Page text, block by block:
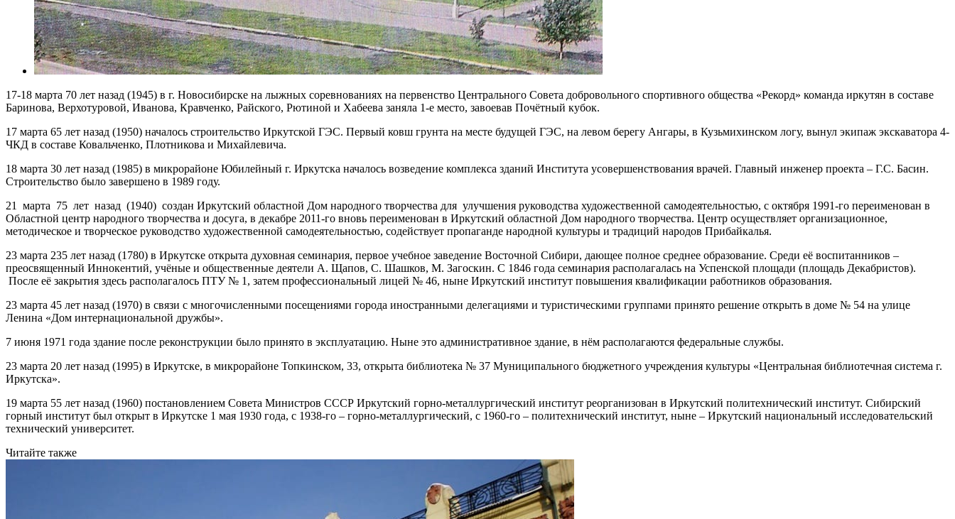
17-18 марта 70 лет назад (1945) в г. Новосибирске на лыжных соревнованиях на первенство Центрального Совета добровольного спортивного общества «Рекорд» команда иркутян в составе
Баринова, Верхотуровой, Иванова, Кравченко, Райского, Рютиной и Хабеева заняла 1-е место, завоевав Почётный кубок.
17 марта 65 лет назад (1950) началось строительство Иркутской ГЭС. Первый ковш грунта на месте будущей ГЭС, на левом берегу Ангары, в Кузьмихинском логу, вынул экипаж экскаватора 4-
ЧКД в составе Ковальченко, Плотникова и Михайлевича.
18 марта 30 лет назад (1985) в микрорайоне Юбилейный г. Иркутска началось возведение комплекса зданий Института усовершенствования врачей. Главный инженер проекта – Г.С. Басин.
Строительство было завершено в 1989 году.
21 марта 75 лет назад (1940) создан Иркутский областной Дом народного творчества для улучшения руководства художественной самодеятельностью, с октября 1991-го переименован в
Областной центр народного творчества и досуга, в декабре 2011-го вновь переименован в Иркутский областной Дом народного творчества. Центр осуществляет организационное,
методическое и творческое руководство художественной самодеятельностью, содействует пропаганде народной культуры и традиций народов Прибайкалья.
23 марта 235 лет назад (1780) в Иркутске открыта духовная семинария, первое учебное заведение Восточной Сибири, дающее полное среднее образование. Среди её воспитанников –
преосвященный Иннокентий, учёные и общественные деятели А. Щапов, С. Шашков, М. Загоскин. С 1846 года семинария располагалась на Успенской площади (площадь Декабристов).
После её закрытия здесь располагалось ПТУ № 1, затем профессиональный лицей № 46, ныне Иркутский институт повышения квалификации работников образования.
23 марта 45 лет назад (1970) в связи с многочисленными посещениями города иностранными делегациями и туристическими группами принято решение открыть в доме № 54 на улице
Ленина «Дом интернациональной дружбы».
7 июня 1971 года здание после реконструкции было принято в эксплуатацию. Ныне это административное здание, в нём располагаются федеральные службы.
23 марта 20 лет назад (1995) в Иркутске, в микрорайоне Топкинском, 33, открыта библиотека № 37 Муниципального бюджетного учреждения культуры «Центральная библиотечная система г.
Иркутска».
19 марта 55 лет назад (1960) постановлением Совета Министров СССР Иркутский горно-металлургический институт реорганизован в Иркутский политехнический институт. Сибирский
горный институт был открыт в Иркутске 1 мая 1930 года, с 1938-го – горно-металлургический, с 1960-го – политехнический институт, ныне – Иркутский национальный исследовательский
технический университет.
Читайте также